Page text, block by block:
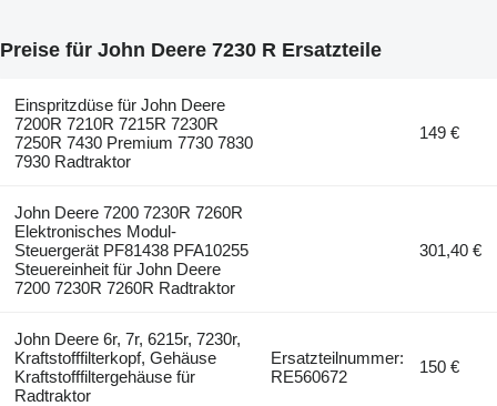
Preise für John Deere 7230 R Ersatzteile
Einspritzdüse für John Deere
7200R 7210R 7215R 7230R
7250R 7430 Premium 7730 7830
7930 Radtraktor
149 €
John Deere 7200 7230R 7260R
Elektronisches Modul-
Steuergerät PF81438 PFA10255
Steuereinheit für John Deere
7200 7230R 7260R Radtraktor
301,40 €
John Deere 6r, 7r, 6215r, 7230r,
Kraftstofffilterkopf, Gehäuse
Kraftstofffiltergehäuse für
Radtraktor
Ersatzteilnummer:
RE560672
150 €